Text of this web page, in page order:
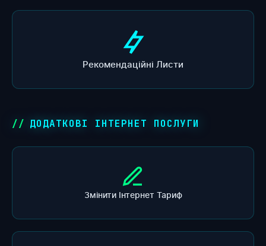
Рекомендаційні Листи
ДОДАТКОВІ ІНТЕРНЕТ ПОСЛУГИ
Змінити Інтернет Тариф